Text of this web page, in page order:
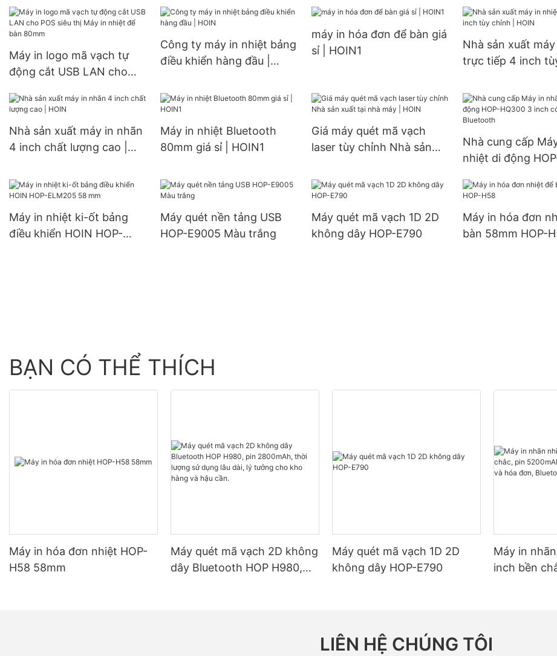
hàng, máy in POS, máy in
nhiệt để bàn 80mm
đơn nhiệt giá rẻ Máy in hệ
80mm
USB+BT Máy in nhãn
BT USB 58mm
nhiệt di động
Máy in logo mã vạch tự
động cắt USB LAN cho
để bàn 80mm
Công ty máy in nhiệt bảng
điều khiển hàng đầu |
máy in hóa đơn để bàn giá
sỉ | HOIN1
Nhà sản xuất
trực tiếp 4 inch
Nhà sản xuất máy in nhãn
4 inch chất lượng cao |
Máy in nhiệt Bluetooth
80mm giá sỉ | HOIN1
Giá máy quét mã vạch
laser tùy chỉnh Nhà sản
Nhà cung cấp
nhiệt di động
Máy in nhiệt ki-ốt bảng
điều khiển HOIN HOP-
Máy quét nền tảng USB
HOP-E9005 Màu trắng
Máy quét mã vạch 1D 2D
không dây HOP-E790
Máy in hóa đơn
bàn 58mm HOP-
BẠN CÓ THỂ THÍCH
Máy in hóa đơn nhiệt HOP-
H58 58mm
Máy quét mã vạch 2D không
dây Bluetooth HOP H980,
Máy quét mã vạch 1D 2D
không dây HOP-E790
Máy in
inch bền
LIÊN HỆ CHÚNG TÔI